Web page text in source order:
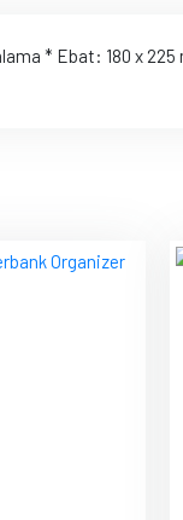
* Ebat: 180 x